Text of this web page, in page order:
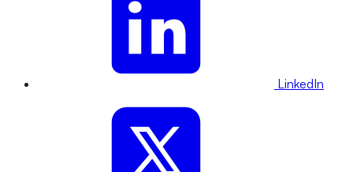
LinkedIn